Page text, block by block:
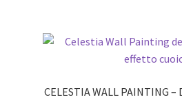
CELESTIA WALL PAINTING